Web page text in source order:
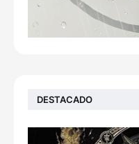
DESTACADO